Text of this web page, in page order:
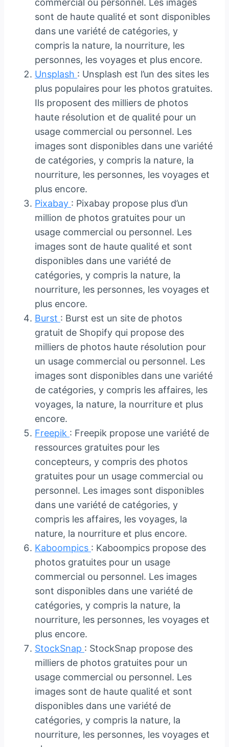
commercial ou personnel. Les images
sont de haute qualité et sont disponibles
dans une variété de catégories, y
compris la nature, la nourriture, les
personnes, les voyages et plus encore.
Unsplash : Unsplash est l’un des sites les
plus populaires pour les photos gratuites.
Ils proposent des milliers de photos
haute résolution et de qualité pour un
usage commercial ou personnel. Les
images sont disponibles dans une variété
de catégories, y compris la nature, la
nourriture, les personnes, les voyages et
plus encore.
Pixabay : Pixabay propose plus d’un
million de photos gratuites pour un
usage commercial ou personnel. Les
images sont de haute qualité et sont
disponibles dans une variété de
catégories, y compris la nature, la
nourriture, les personnes, les voyages et
plus encore.
Burst : Burst est un site de photos
gratuit de Shopify qui propose des
milliers de photos haute résolution pour
un usage commercial ou personnel. Les
images sont disponibles dans une variété
de catégories, y compris les affaires, les
voyages, la nature, la nourriture et plus
encore.
Freepik : Freepik propose une variété de
ressources gratuites pour les
concepteurs, y compris des photos
gratuites pour un usage commercial ou
personnel. Les images sont disponibles
dans une variété de catégories, y
compris les affaires, les voyages, la
nature, la nourriture et plus encore.
Kaboompics : Kaboompics propose des
photos gratuites pour un usage
commercial ou personnel. Les images
sont disponibles dans une variété de
catégories, y compris la nature, la
nourriture, les personnes, les voyages et
plus encore.
StockSnap : StockSnap propose des
milliers de photos gratuites pour un
usage commercial ou personnel. Les
images sont de haute qualité et sont
disponibles dans une variété de
catégories, y compris la nature, la
nourriture, les personnes, les voyages et